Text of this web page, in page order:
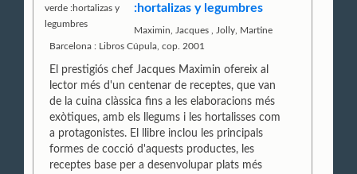
:hortalizas y legumbres
Maximin, Jacques
Jolly, Martine
Barcelona : Libros Cúpula, cop. 2001
El prestigiós chef Jacques Maximin ofereix al
lector més d'un centenar de receptes, que van
de la cuina clàssica fins a les elaboracions més
exòtiques, amb els llegums i les hortalisses com
a protagonistes. El llibre inclou les principals
formes de cocció d'aquests productes, les
receptes base per a desenvolupar plats més